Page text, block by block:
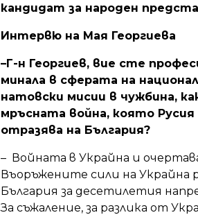
кандидат за народен
Интервю на Мая Георгиева
–Г-н Георгиев, вие сте
минала в сферата на
натовски мисии в чужбина,
мръсната война, която
отразява на България?
– Войната в Украйна и
Въоръжените сили на Украйна
България за десетилетия
За съжаление, за разлика от